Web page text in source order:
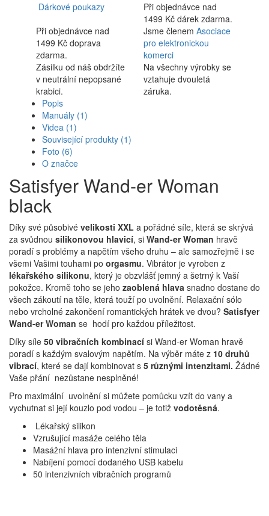
Dárkové poukazy
Při objednávce nad
1499 Kč dárek zdarma.
Při objednávce nad
1499 Kč doprava
zdarma.
Jsme členem Asociace
pro elektronickou
komerci
Zásilku od náš obdržíte
v neutrální nepopsané
krabici.
Na všechny výrobky se
vztahuje dvouletá
záruka.
Popis
Manuály (1)
Videa (1)
Související produkty (1)
Foto (6)
O značce
Satisfyer Wand-er Woman
black
Díky své působivé velikosti XXL a pořádné síle, která se skrývá
za svůdnou silikonovou hlavicí, si Wand-er Woman hravě
poradí s problémy a napětím všeho druhu – ale samozřejmě i se
všemi Vašimi touhami po orgasmu. Vibrátor je vyroben z
lékařského silikonu, který je obzvlášť jemný a šetrný k Vaší
pokožce. Kromě toho se jeho zaoblená hlava snadno dostane do
všech zákoutí na těle, která touží po uvolnění. Relaxační sólo
nebo vrcholné zakončení romantických hrátek ve dvou? Satisfyer
Wand-er Woman se hodí pro každou příležitost.
Díky síle 50 vibračních kombinací si Wand-er Woman hravě
poradí s každým svalovým napětím. Na výběr máte z 10 druhů
vibrací, které se dají kombinovat s 5 různými intenzitami. Žádné
Vaše přání nezůstane nesplněné!
Pro maximální uvolnění si můžete pomůcku vzít do vany a
vychutnat si její kouzlo pod vodou – je totiž vodotěsná.
Lékařský silikon
Vzrušující masáže celého těla
Masážní hlava pro intenzivní stimulaci
Nabíjení pomocí dodaného USB kabelu
50 intenzivních vibračních programů